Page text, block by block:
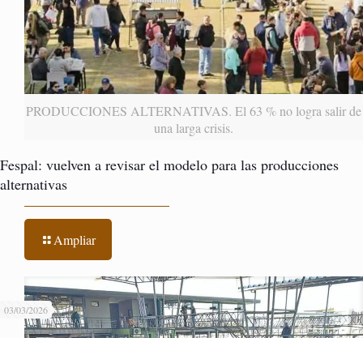
PRODUCCIONES ALTERNATIVAS. El 63 % no logra salir de
una larga crisis.
Fespal: vuelven a revisar el modelo para las producciones
alternativas
Ampliar
03/03/2026